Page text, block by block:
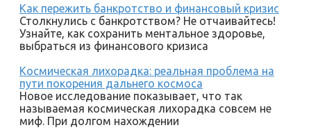
Как пережить банкротство и финансовый кризис
Столкнулись с банкротством? Не отчаивайтесь!
Узнайте, как сохранить ментальное здоровье,
выбраться из финансового кризиса
Космическая лихорадка: реальная проблема на
пути покорения дальнего космоса
Новое исследование показывает, что так
называемая космическая лихорадка совсем не
миф. При долгом нахождении